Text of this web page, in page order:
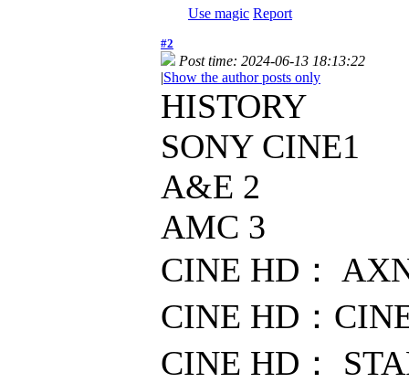
Use magic Report
#2
Post time: 2024-06-13 18:13:22
|Show the author posts only
HISTORY
SONY CINE1
A&E 2
AMC 3
CINE HD：
CINE HD：
CINE HD：